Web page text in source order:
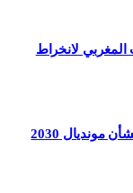
المغربي لانخراط
مونديال 2030